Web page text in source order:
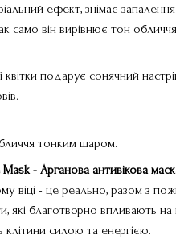
ефект, знімає
само він вирівнює тон
подарує сонячний
тонким шаром.
- Арганова антивікова
віці - це реально, разом з
які благотворно впливають
силою та енергією.